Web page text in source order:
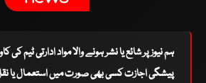
ہم نیوز پر شائع یا نشر ہونے والا مواد ادارتی ٹیم
پیشگی اجازت کسی بھی صورت میں استعمال یا